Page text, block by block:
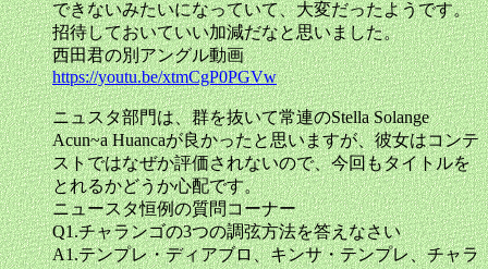
できないみたいになっていて、大変だったようです。
招待しておいていい加減だなと思いました。
西田君の別アングル動画
https://youtu.be/xtmCgP0PGVw
ニュスタ部門は、群を抜いて常連のStella Solange
Acun~a Huancaが良かったと思いますが、彼女はコンテ
ストではなぜか評価されないので、今回もタイトルを
とれるかどうか心配です。
ニュースタ恒例の質問コーナー
Q1.チャランゴの3つの調弦方法を答えなさい
A1.テンプレ・ディアブロ、キンサ・テンプレ、チャラ